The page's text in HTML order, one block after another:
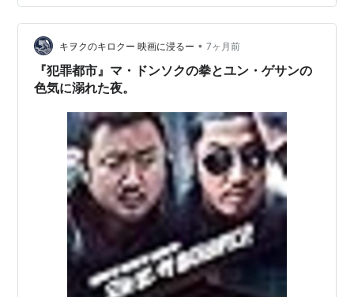
スピンオフとはいえ、制作陣もロケ地も出演陣もほぼ日
本人で固められていますので、邦画という枠組みでいい
と思いますし、それでここまでの娯楽アクション映画を
作ることができたという意味は大きいと思います。…
キヲクのキロクー 映画に浸るー • 7ヶ月前
『犯罪都市』マ・ドンソクの拳とユン・ゲサンの
色気に溺れた夜。